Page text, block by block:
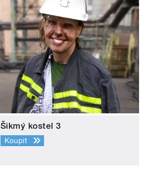
Šikmý kostel 3
Koupit